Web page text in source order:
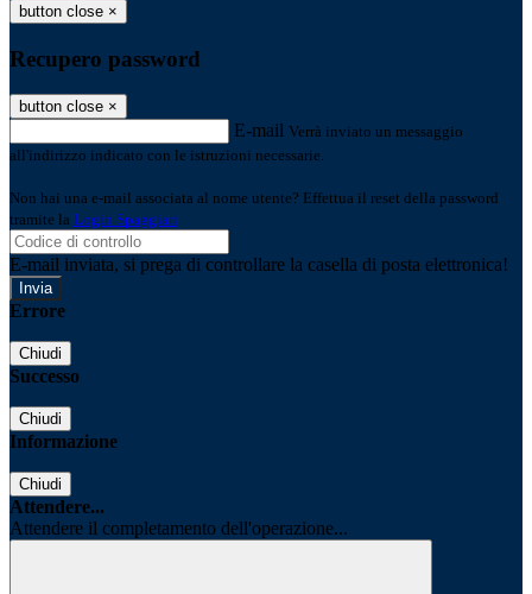
button close ×
Recupero password
button close ×
E-mail Verrà inviato un messaggio
all'indirizzo indicato con le istruzioni necessarie.
Non hai una e-mail associata al nome utente? Effettua il reset della password
tramite la Login Spaggiari
E-mail inviata, si prega di controllare la casella di posta elettronica!
Errore
Chiudi
Successo
Chiudi
Informazione
Chiudi
Attendere...
Attendere il completamento dell'operazione...